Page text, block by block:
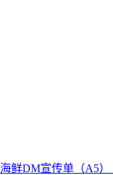
海鲜DM宣传单（A5）